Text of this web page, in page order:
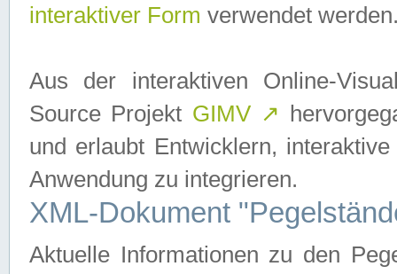
interaktiver Form verwendet
Aus der interaktiven Online-
Source Projekt GIMV ↗
und erlaubt Entwicklern,
Anwendung zu integrieren.
XML-Dokument
Aktuelle Informationen zu den